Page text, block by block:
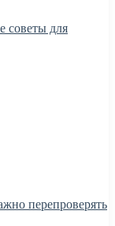
советы для
перепроверять